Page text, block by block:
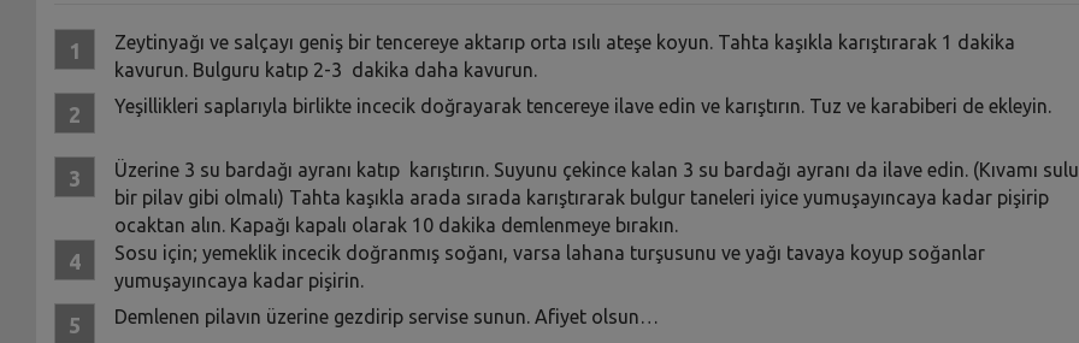
Zeytinyağı ve salçayı geniş bir tencereye aktarıp orta ısılı ateşe koyun. Tahta kaşıkla karıştırarak 1 dakika
kavurun. Bulguru katıp 2-3 dakika daha kavurun.
Yeşillikleri saplarıyla birlikte incecik doğrayarak tencereye ilave edin ve karıştırın. Tuz ve karabiberi de ekleyin.
Üzerine 3 su bardağı ayranı katıp karıştırın. Suyunu çekince kalan 3 su bardağı ayranı da ilave edin. (Kıvamı sulu
bir pilav gibi olmalı) Tahta kaşıkla arada sırada karıştırarak bulgur taneleri iyice yumuşayıncaya kadar pişirip
ocaktan alın. Kapağı kapalı olarak 10 dakika demlenmeye bırakın.
Sosu için; yemeklik incecik doğranmış soğanı, varsa lahana turşusunu ve yağı tavaya koyup soğanlar
yumuşayıncaya kadar pişirin.
Demlenen pilavın üzerine gezdirip servise sunun. Afiyet olsun…